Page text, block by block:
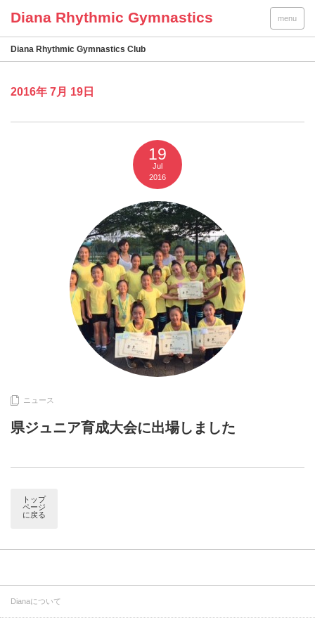
menu
Diana Rhythmic Gymnastics Club
2016年 7月 19日
19
Jul
2016
ニュース
県ジュニア育成大会に出場しました
トップ
ページ
に戻る
Dianaについて